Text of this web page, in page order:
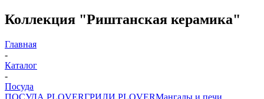
Коллекция "Риштанская керамика"
Главная
-
Каталог
-
Посуда
ПОСУДА PLOVERГРИЛИ PLOVERМангалы и печи